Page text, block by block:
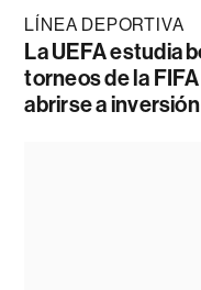
LÍNEA DEPORTIVA
La UEFA estudia
torneos de la
abrirse a